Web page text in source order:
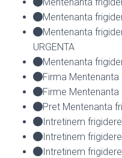
Mentenanta
Mentenanta
URGENTA
Mentenanta
Firma Mentenanta
Firme Mentenanta
Pret Mentenanta
Intretinem
Intretinem
Intretinem